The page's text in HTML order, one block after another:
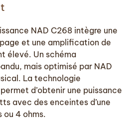
NAD C268 intègre une
et une amplification de
élevé. Un schéma
mais optimisé par NAD
La technologie
d’obtenir une puissance
avec des enceintes d’une
ou 4 ohms.